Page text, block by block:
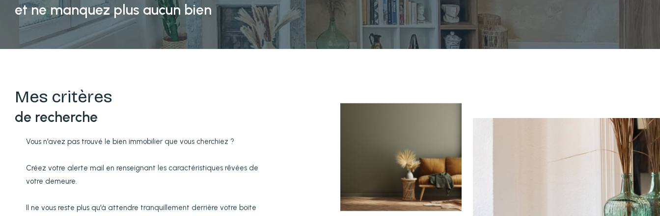
et ne manquez plus aucun bien
Mes critères
de recherche
Vous n'avez pas trouvé le bien immobilier que vous cherchiez ?
Créez votre alerte mail en renseignant les caractéristiques rêvées de
votre demeure.
Il ne vous reste plus qu'à attendre tranquillement derrière votre boite